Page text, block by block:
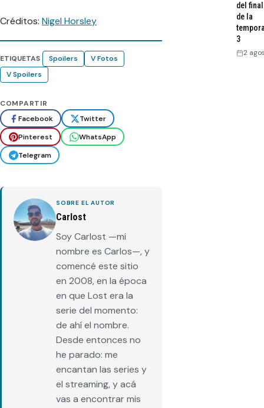
Créditos: Nigel Horsley
ETIQUETAS Spoilers
V Fotos
V Spoilers
COMPARTIR
Facebook
Twitter
Pinterest
WhatsApp
Telegram
SOBRE EL AUTOR
Carlost
Soy Carlost —mi
nombre es Carlos—, y
comencé este sitio
en 2008, en la época
en que Lost era la
serie del momento:
de ahí el nombre.
Desde entonces no
he parado: me
encantan las series y
el streaming, y acá
vas a encontrar mis
del final
de la
3
2